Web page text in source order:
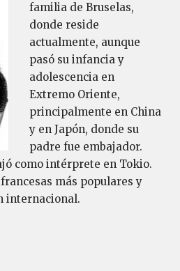
familia de Bruselas,
donde reside
actualmente, aunque
pasó su infancia y
adolescencia en
Extremo Oriente,
principalmente en China
y en Japón, donde su
padre fue embajador.
como intérprete en Tokio.
más populares y
internacional.